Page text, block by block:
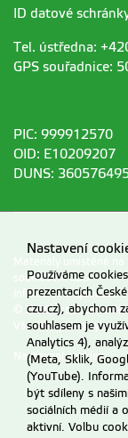
ID datové
Tel. ústředna:
GPS souřadnice:
PIC: 999912570
OID: E10209207
DUNS:
souhlasem ČZU.
Informace o
© 2026 Česká
Všechna práva
Nastavení cookies
Nastavení
Používáme
prezentacích
czu.cz), abychom
souhlasem je
Analytics 4),
(Meta, Sklik,
(YouTube).
být sdíleny s
sociálních médií a
aktivní. Volbu